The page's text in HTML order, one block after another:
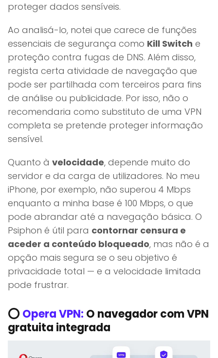
proteger dados sensíveis.
Ao analisá-lo, notei que carece de funções
essenciais de segurança como Kill Switch e
proteção contra fugas de DNS. Além disso,
regista certa atividade de navegação que
pode ser partilhada com terceiros para fins
de análise ou publicidade. Por isso, não o
recomendaria como substituto de uma VPN
completa se pretende proteger informação
sensível.
Quanto à velocidade, depende muito do
servidor e da carga de utilizadores. No meu
iPhone, por exemplo, não superou 4 Mbps
enquanto a minha base é 100 Mbps, o que
pode abrandar até a navegação básica. O
Psiphon é útil para contornar censura e
aceder a conteúdo bloqueado, mas não é a
opção mais segura se o seu objetivo é
privacidade total — e a velocidade limitada
pode frustrar.
⭕Opera VPN: O navegador com VPN
gratuita integrada